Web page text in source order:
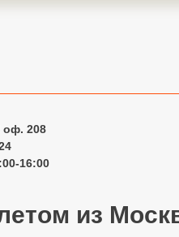
оф. 208
16:00
из